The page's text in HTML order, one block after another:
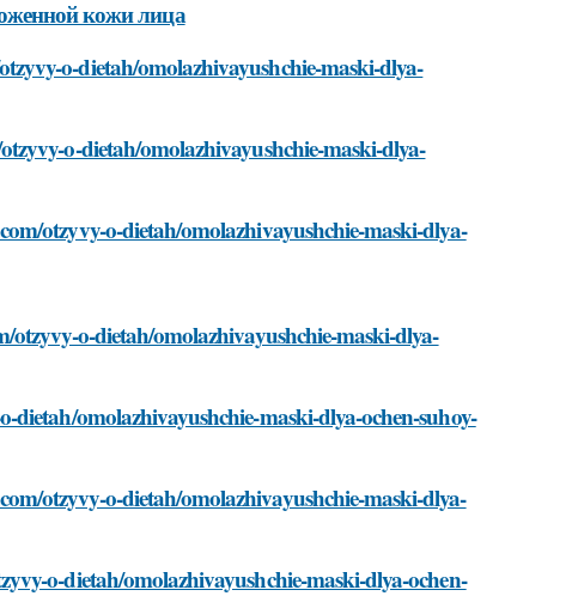
кожи лица
o-dietah/omolazhivayushchie-maski-dlya-
o-dietah/omolazhivayushchie-maski-dlya-
otzyvy-o-dietah/omolazhivayushchie-maski-dlya-
o-dietah/omolazhivayushchie-maski-dlya-
omolazhivayushchie-maski-dlya-ochen-suhoy-
otzyvy-o-dietah/omolazhivayushchie-maski-dlya-
o-dietah/omolazhivayushchie-maski-dlya-ochen-